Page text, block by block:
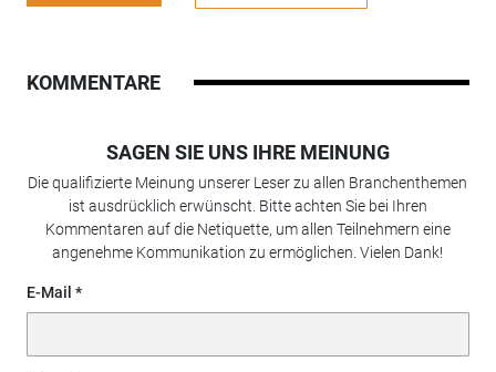
KOMMENTARE
SAGEN SIE UNS IHRE MEINUNG
Die qualifizierte Meinung unserer Leser zu allen Branchenthemen
ist ausdrücklich erwünscht. Bitte achten Sie bei Ihren
Kommentaren auf die Netiquette, um allen Teilnehmern eine
angenehme Kommunikation zu ermöglichen. Vielen Dank!
E-Mail